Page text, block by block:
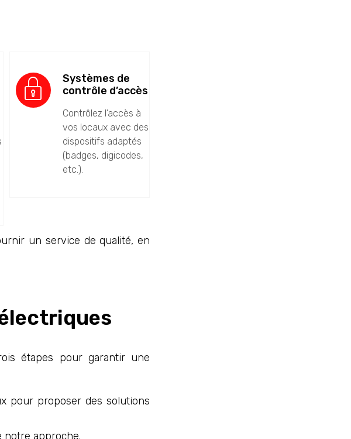
Systèmes de
contrôle d’accès
Contrôlez l’accès à
vos locaux avec des
dispositifs adaptés
(badges, digicodes,
etc.).
un service de qualité, en
étapes pour garantir une
pour proposer des solutions
notre approche.